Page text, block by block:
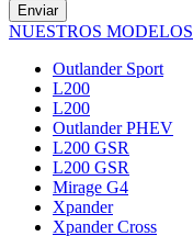
Enviar
NUESTROS MODELOS
Outlander Sport
L200
L200
Outlander PHEV
L200 GSR
L200 GSR
Mirage G4
Xpander
Xpander Cross